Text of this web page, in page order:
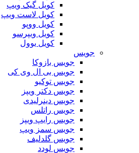
کویل گیک ویپ
کویل لاست ویپ
کویل ووپو
کویل ویپرسو
کویل یوول
جویس‌
جویس بازوکا
جویس بی ال وی کی
جویس توکیو
جویس دکتر ویپز
جویس دینرلیدی
جویس راتلس
جویس رایپ ویپز
جویس سمز ویپ
جویس گلدلیف
جویس لودد